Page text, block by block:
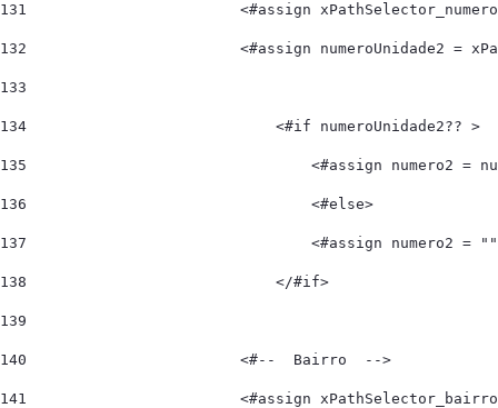
131
<#assign
132
<#assign numeroUnidade2 =
133
134
                            <#if numeroUnidade2?? >
135
<#assign numero2 =
136
                                <#else>
137
<#assign numero2 =
138
                            </#if>
139
140
                        <#--  Bairro  -->
141
<#assign